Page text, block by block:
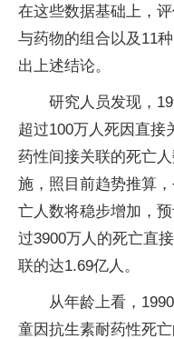
在这些数据基础上，
与药物的组合以及11
出上述结论。
研究人员发现，
超过100万人死因直接
药性间接关联的死亡
施，照目前趋势推算
亡人数将稳步增加，
过3900万人的死亡直
联的达1.69亿人。
从年龄上看，
童因抗生素耐药性死